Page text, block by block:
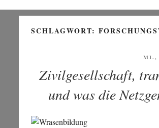
SCHLAGWORT:
MI.,
Zivilgesellschaft,
und was die